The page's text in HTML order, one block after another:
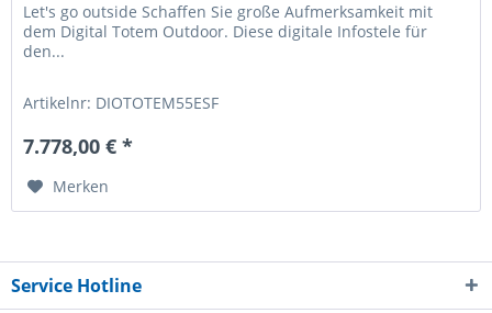
Let's go outside Schaffen Sie große Aufmerksamkeit mit
dem Digital Totem Outdoor. Diese digitale Infostele für
den...
Artikelnr: DIOTOTEM55ESF
7.778,00 € *
Merken
Service Hotline